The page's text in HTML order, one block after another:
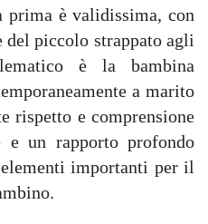
prima è validissima, con
del piccolo strappato agli
è la bambina
a marito
rispetto e comprensione
e un rapporto profondo
importanti per il